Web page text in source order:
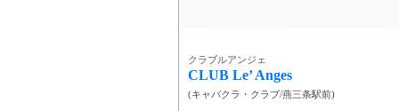
クラブルアンジェ
CLUB Le’ Anges
(キャバクラ・クラブ/燕三条駅前)